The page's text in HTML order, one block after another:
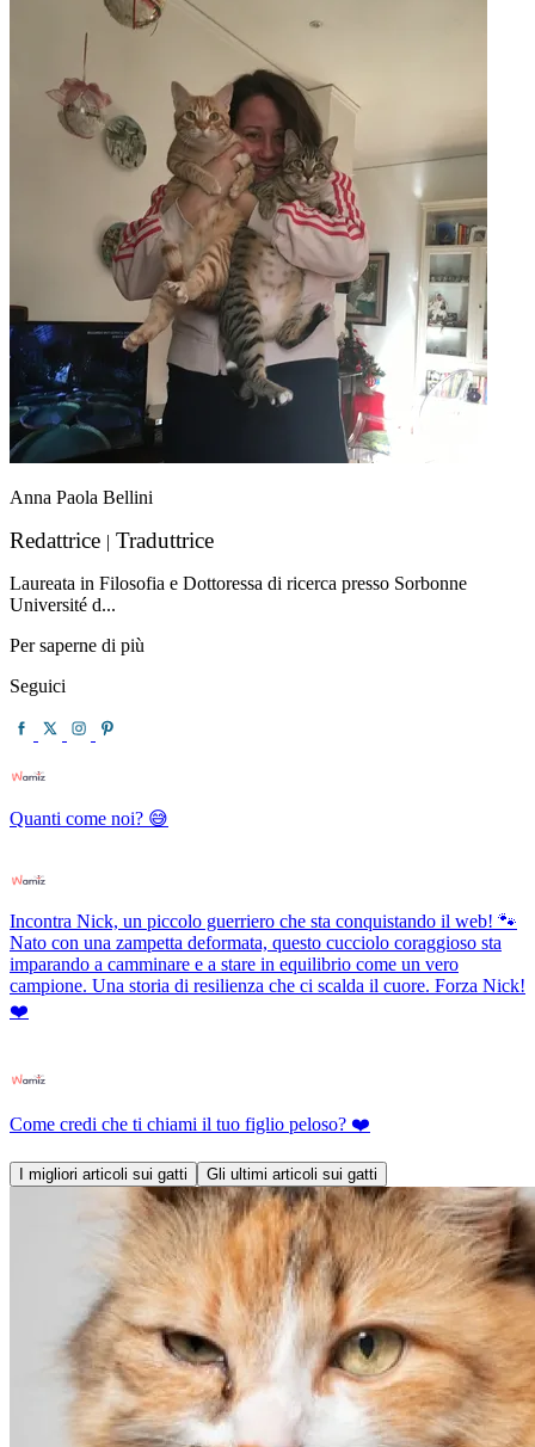
Anna Paola Bellini
Redattrice | Traduttrice
Laureata in Filosofia e Dottoressa di ricerca presso Sorbonne
Université d...
Per saperne di più
Seguici
Quanti come noi? 😅
Incontra Nick, un piccolo guerriero che sta conquistando il web! 🐾
Nato con una zampetta deformata, questo cucciolo coraggioso sta
imparando a camminare e a stare in equilibrio come un vero
campione. Una storia di resilienza che ci scalda il cuore. Forza Nick!
❤️
Come credi che ti chiami il tuo figlio peloso? ❤️
I migliori articoli sui gatti Gli ultimi articoli sui gatti